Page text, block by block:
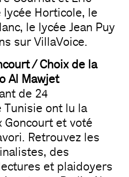
Horticole, le
le lycée Jean Puy
sur VillaVoice.
/ Choix de la
Al Mawjet
de 24
ont lu la
Goncourt et voté
Retrouvez les
des
et plaidoyers